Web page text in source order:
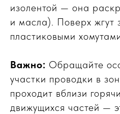
изолентой — она
и масла). Поверх жгут
пластиковыми
Важно: Обращайте
участки проводки в
проходит вблизи
движущихся частей —